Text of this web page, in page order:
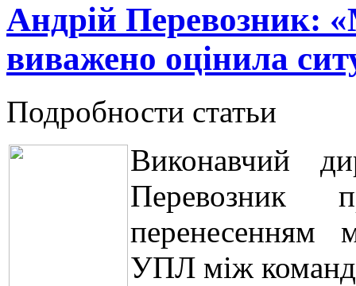
Андрій Перевозник:
виважено оцінила
Подробности статьи
Виконавчий
Перевозник
перенесенням
УПЛ між